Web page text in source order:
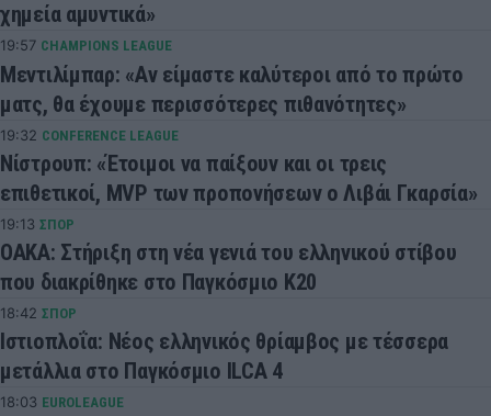
χημεία αμυντικά»
19:57 CHAMPIONS LEAGUE
Μεντιλίμπαρ: «Αν είμαστε καλύτεροι από το πρώτο
ματς, θα έχουμε περισσότερες πιθανότητες»
19:32 CONFERENCE LEAGUE
Νίστρουπ: «Έτοιμοι να παίξουν και οι τρεις
επιθετικοί, MVP των προπονήσεων ο Λιβάι Γκαρσία»
19:13 ΣΠΟΡ
ΟΑΚΑ: Στήριξη στη νέα γενιά του ελληνικού στίβου
που διακρίθηκε στο Παγκόσμιο Κ20
18:42 ΣΠΟΡ
Ιστιοπλοΐα: Νέος ελληνικός θρίαμβος με τέσσερα
μετάλλια στο Παγκόσμιο ILCA 4
18:03 EUROLEAGUE